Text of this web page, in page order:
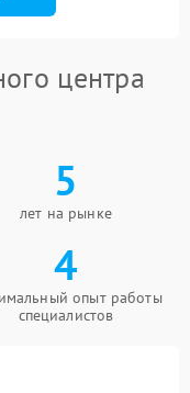
центра
5
лет на рынке
4
опыт работы
специалистов